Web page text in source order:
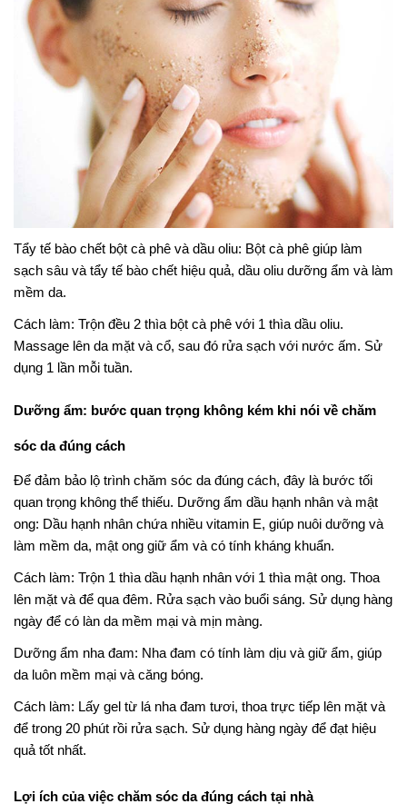
Tẩy tế bào chết bột cà phê và dầu oliu: Bột cà phê giúp làm
sạch sâu và tẩy tế bào chết hiệu quả, dầu oliu dưỡng ẩm và làm
mềm da.
Cách làm: Trộn đều 2 thìa bột cà phê với 1 thìa dầu oliu.
Massage lên da mặt và cổ, sau đó rửa sạch với nước ấm. Sử
dụng 1 lần mỗi tuần.
Dưỡng ẩm: bước quan trọng không kém khi nói về chăm
sóc da đúng cách
Để đảm bảo lộ trình chăm sóc da đúng cách, đây là bước tối
quan trọng không thể thiếu. Dưỡng ẩm dầu hạnh nhân và mật
ong: Dầu hạnh nhân chứa nhiều vitamin E, giúp nuôi dưỡng và
làm mềm da, mật ong giữ ẩm và có tính kháng khuẩn.
Cách làm: Trộn 1 thìa dầu hạnh nhân với 1 thìa mật ong. Thoa
lên mặt và để qua đêm. Rửa sạch vào buổi sáng. Sử dụng hàng
ngày để có làn da mềm mại và mịn màng.
Dưỡng ẩm nha đam: Nha đam có tính làm dịu và giữ ẩm, giúp
da luôn mềm mại và căng bóng.
Cách làm: Lấy gel từ lá nha đam tươi, thoa trực tiếp lên mặt và
để trong 20 phút rồi rửa sạch. Sử dụng hàng ngày để đạt hiệu
quả tốt nhất.
Lợi ích của việc chăm sóc da đúng cách tại nhà